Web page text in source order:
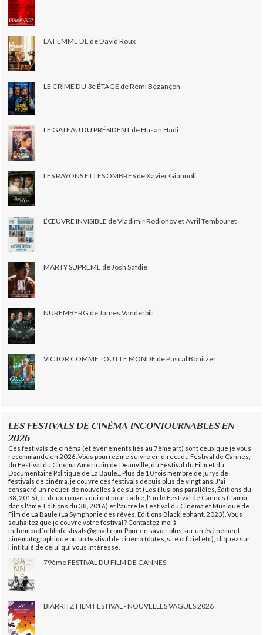
LA FEMME DE de David Roux
LE CRIME DU 3e ÉTAGE de Rémi Bezançon
LE GÂTEAU DU PRÉSIDENT de Hasan Hadi
LES RAYONS ET LES OMBRES de Xavier Giannoli
L’ŒUVRE INVISIBLE de Vladimir Rodionov et Avril Tembouret
MARTY SUPRÊME de Josh Safdie
NUREMBERG de James Vanderbilt
VICTOR COMME TOUT LE MONDE de Pascal Bonitzer
LES FESTIVALS DE CINÉMA INCONTOURNABLES EN
2026
Ces festivals de cinéma (et évènements liés au 7ème art) sont ceux que je vous
recommande en 2026. Vous pourrez me suivre en direct du Festival de Cannes,
du Festival du Cinéma Américain de Deauville, du Festival du Film et du
Documentaire Politique de La Baule... Plus de 10 fois membre de jurys de
festivals de cinéma, je couvre ces festivals depuis plus de vingt ans. J'ai
consacré un recueil de nouvelles à ce sujet (Les illusions parallèles, Éditions du
38, 2016), et deux romans qui ont pour cadre, l'un le Festival de Cannes (L'amor
dans l'âme, Éditions du 38, 2016) et l'autre le Festival du Cinéma et Musique de
Film de La Baule (La Symphonie des rêves, Éditions Blacklephant, 2023). Vous
souhaitez que je couvre votre festival ? Contactez-moi à
inthemoodforfilmfestivals@gmail.com. Pour en savoir plus sur un évènement
cinématographique ou un festival de cinéma (dates, site officiel etc), cliquez sur
l'intitulé de celui qui vous intéresse.
79ème FESTIVAL DU FILM DE CANNES
BIARRITZ FILM FESTIVAL - NOUVELLES VAGUES 2026